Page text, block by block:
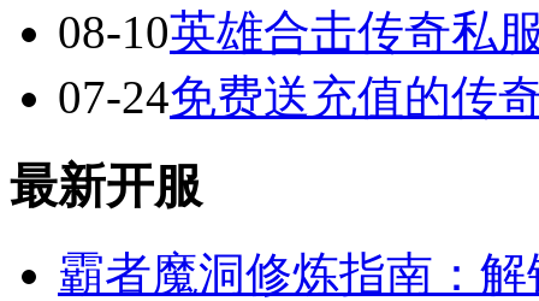
08-10英雄合击传奇私
07-24免费送充值的传
最新开服
霸者魔洞修炼指南：